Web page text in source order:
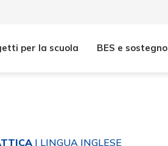
per la scuola BES e sostegno
| LINGUA INGLESE